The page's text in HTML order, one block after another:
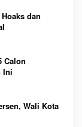
dan
Calon
Ini
Wali Kota